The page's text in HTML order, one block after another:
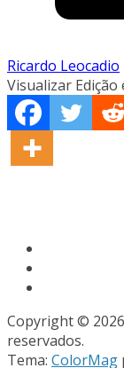
Ricardo Leocadio
Visualizar Edição
Copyright © 2026
reservados.
Tema: ColorMag